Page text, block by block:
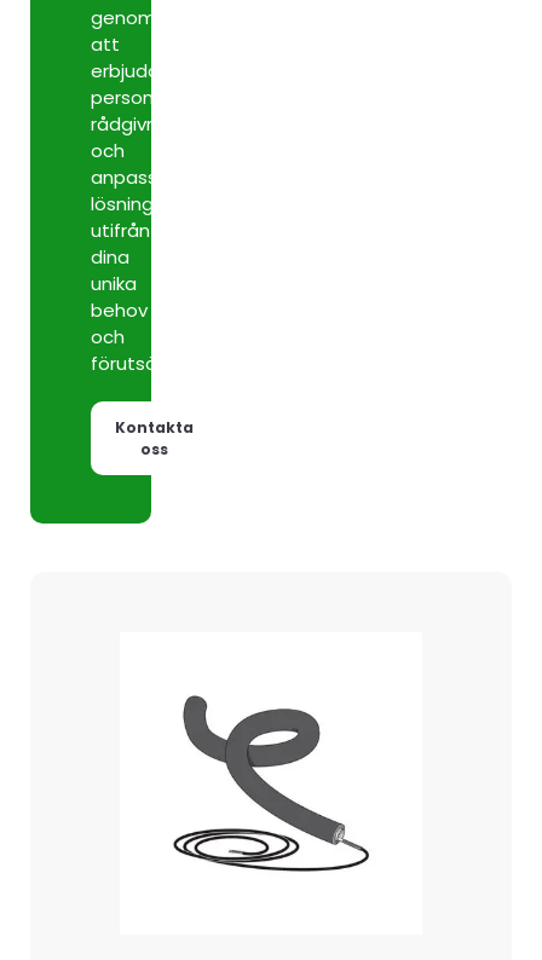
genom
att
erbjuda
personlig
rådgivning
och
anpassade
lösningar
utifrån
dina
unika
behov
och
förutsättningar.
Kontakta
oss